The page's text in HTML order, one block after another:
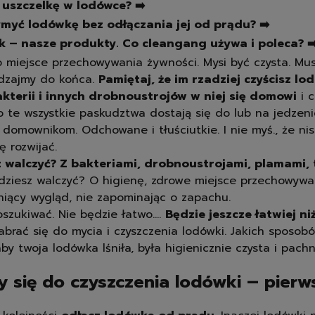
białe
czarne
brązowe
bezbarwne
pozostałe
spraye do butów
rodzaj
zamszowe
sportowe
zapachy
odświeżacze powietrza
świeczki
samochodowe
w lodówce? ➡️
lodówkę bez odłączania jej od prądu? ➡️
– nasze produkty. Co cleangang używa i poleca?
przechowywania żywności. Mysi być czysta.
do końca. Pamiętaj, że im rzadziej czyścisz
i innych drobnoustrojów w niej się domowi i
te wszystkie paskudztwa dostają się do lub na
Odchowane i tłuściutkie. I nie myś., że
rozwijać.
walczyć? Z bakteriami, drobnoustrojami, plamami,
walczyć? O higienę, zdrowe miejsce
wygląd, nie zapominając o zapachu.
Nie będzie łatwo…. Będzie jeszcze łatwiej
się do mycia i czyszczenia lodówki. Jakich
twoja lodówka lśniła, była higienicznie czysta i
się do czyszczenia lodówki –